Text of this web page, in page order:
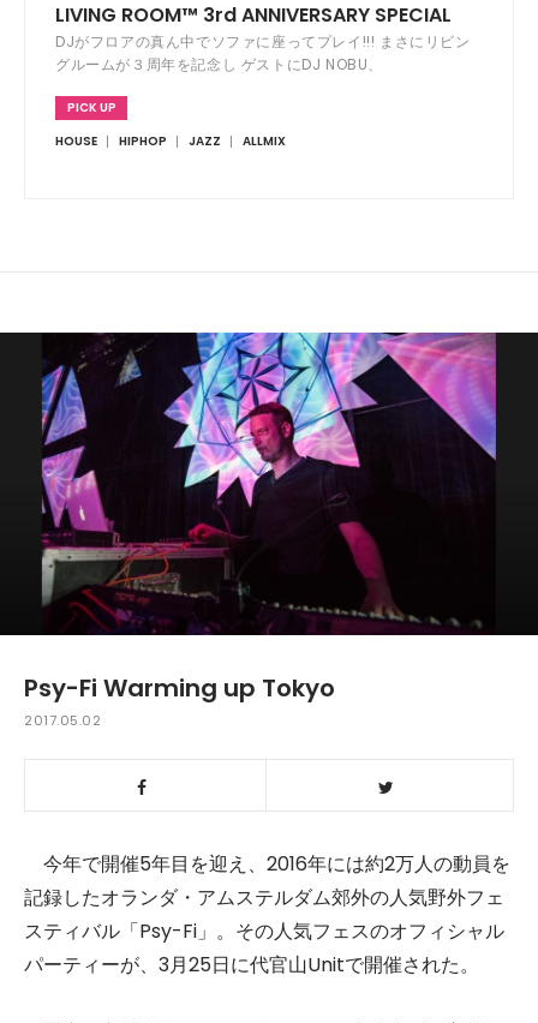
LIVING ROOM™ 3rd ANNIVERSARY SPECIAL
DJがフロアの真ん中でソファに座ってプレイ!!! まさにリビン
グルームが３周年を記念し ゲストにDJ NOBU、
PICK UP
HOUSE
HIPHOP JAZZ ALLMIX
Psy-Fi Warming up Tokyo
2017.05.02
今年で開催5年目を迎え、2016年には約2万人の動員を
記録したオランダ・アムステルダム郊外の人気野外フェ
スティバル「Psy-Fi」。その人気フェスのオフィシャル
パーティーが、3月25日に代官山Unitで開催された。